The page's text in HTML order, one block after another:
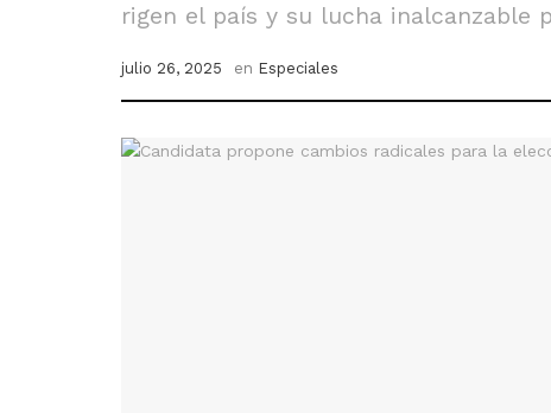
rigen el país y su lucha inalcanzable
julio 26, 2025 en Especiales